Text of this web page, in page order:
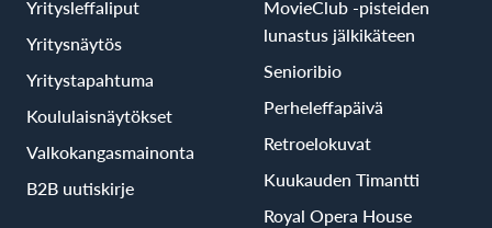
Yritysleffaliput
Yritysnäytös
Yritystapahtuma
Koululaisnäytökset
Valkokangasmainonta
B2B uutiskirje
MovieClub -pisteiden
lunastus jälkikäteen
Senioribio
Perheleffapäivä
Retroelokuvat
Kuukauden Timantti
Royal Opera House